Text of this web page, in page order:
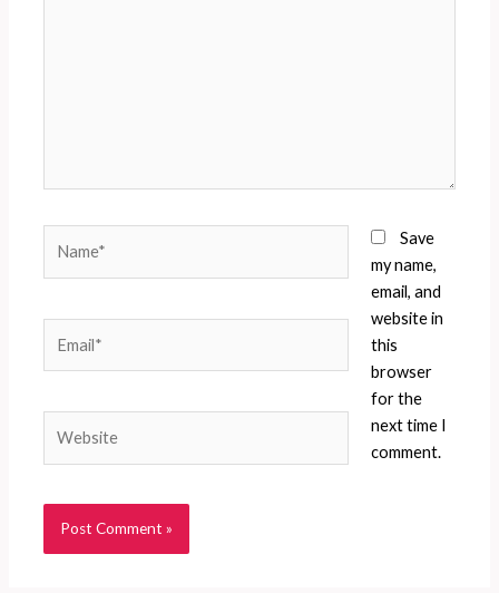
Save
my name,
email, and
website in
this
browser
for the
next time I
comment.